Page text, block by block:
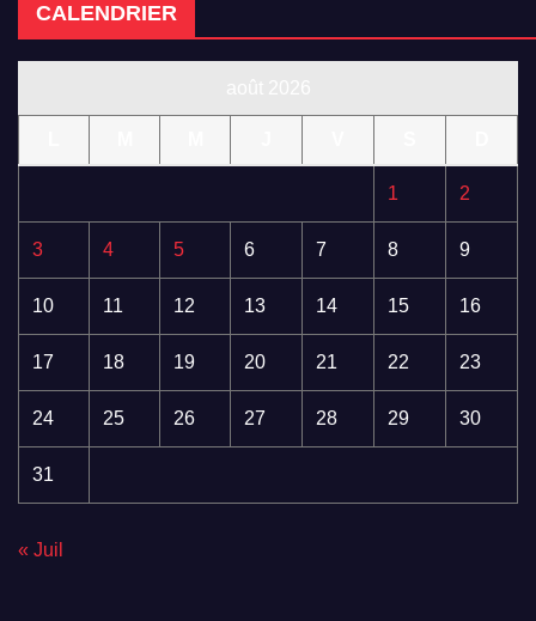
CALENDRIER
1 2
3 4 5 6 7 8 9
10 11 12 13 14 15 16
17 18 19 20 21 22 23
24 25 26 27 28 29 30
31
« Juil